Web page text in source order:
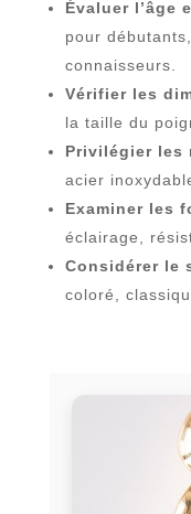
Évaluer l’âge
pour
connaisseurs.
Vérifier les
la taille du
Privilégier les
acier
Examiner les
éclairage,
Considérer le
coloré,